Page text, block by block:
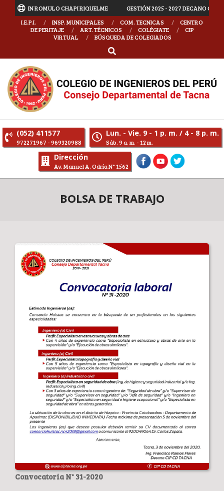
ROMULO CHAPI RIQUELME
GESTIÓN 2025 - 2027 DECANO CIP
I.E.P.I.
INSP. MUNICIPALES COM. TECNICAS
CENTRO
DE PERITAJE
ART. TÉCNICOS COLÉGIATE
CIP
VIRTUAL
BÚSQUEDA DE COLEGIADOS
(052) 411577
972271967 - 969320988
Lun. - Vie. 9 - 1 p. m. / 4 - 8 p. m.
Sáb. 9 a. m. - 12 m.
Dirección
Av. Manuel A. Odría N° 1562
BOLSA DE TRABAJO
Convocatoria N° 31-2020